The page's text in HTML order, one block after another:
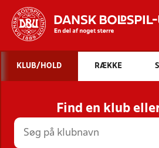
STILLINGER,
HOLD
KLUB/HOLD RÆKKE
Find en klub